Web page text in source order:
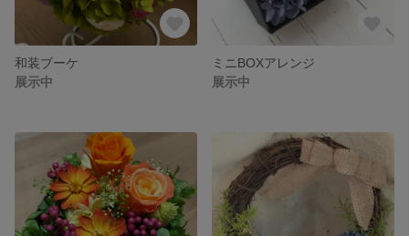
和装ブーケ
展示中
ミニBOXアレンジ
展示中